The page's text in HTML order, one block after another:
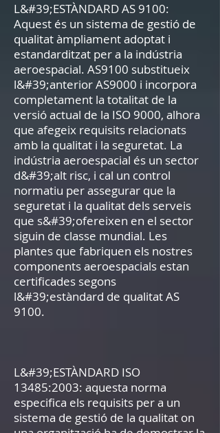
L&#39;ESTÀNDARD AS 9100:
Aquest és un sistema de gestió de
qualitat àmpliament adoptat i
estandarditzat per a la indústria
aeroespacial. AS9100 substitueix
l&#39;anterior AS9000 i incorpora
completament la totalitat de la
versió actual de la ISO 9000, alhora
que afegeix requisits relacionats
amb la qualitat i la seguretat. La
indústria aeroespacial és un sector
d&#39;alt risc, i cal un control
normatiu per assegurar que la
seguretat i la qualitat dels serveis
que s&#39;ofereixen en el sector
siguin de classe mundial. Les
plantes que fabriquen els nostres
components aeroespacials estan
certificades segons
l&#39;estàndard de qualitat AS
9100.
L&#39;ESTÀNDARD ISO
13485:2003: aquesta norma
especifica els requisits per a un
sistema de gestió de la qualitat on